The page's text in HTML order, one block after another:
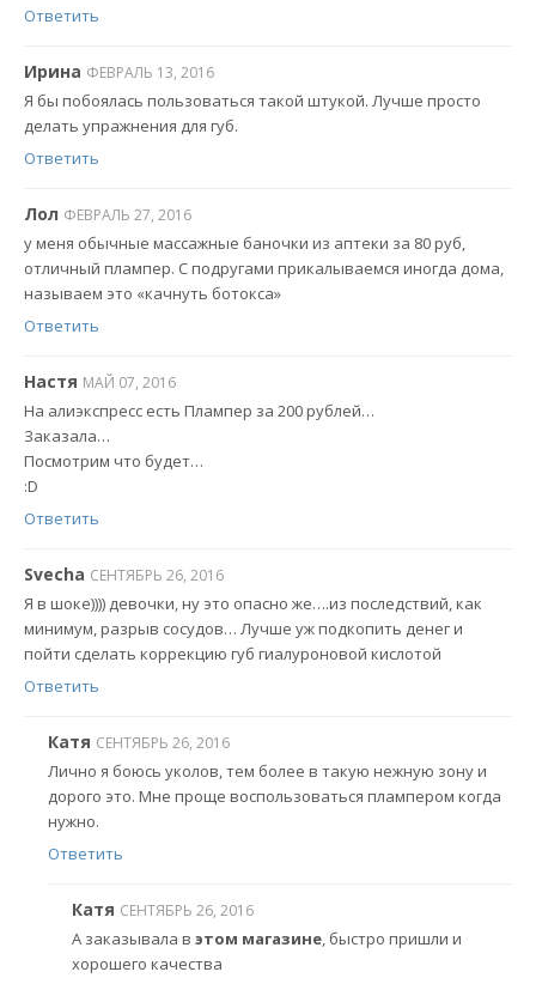
Ответить
Ирина ФЕВРАЛЬ 13, 2016
Я бы побоялась пользоваться такой штукой. Лучше просто
делать упражнения для губ.
Ответить
Лол ФЕВРАЛЬ 27, 2016
у меня обычные массажные баночки из аптеки за 80 руб,
отличный плампер. С подругами прикалываемся иногда дома,
называем это «качнуть ботокса»
Ответить
Настя МАЙ 07, 2016
На алиэкспресс есть Плампер за 200 рублей…
Заказала…
Посмотрим что будет…
:D
Ответить
Svecha СЕНТЯБРЬ 26, 2016
Я в шоке)))) девочки, ну это опасно же….из последствий, как
минимум, разрыв сосудов… Лучше уж подкопить денег и
пойти сделать коррекцию губ гиалуроновой кислотой
Ответить
Катя СЕНТЯБРЬ 26, 2016
Лично я боюсь уколов, тем более в такую нежную зону и
дорого это. Мне проще воспользоваться плампером когда
нужно.
Ответить
Катя СЕНТЯБРЬ 26, 2016
А заказывала в этом магазине, быстро пришли и
хорошего качества